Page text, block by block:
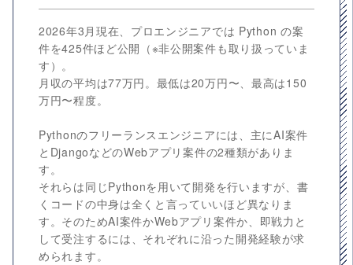
2026年3月現在、プロエンジニアでは Python の案
件を425件ほど公開（※非公開案件も取り扱っていま
す）。
月収の平均は77万円。最低は20万円〜、最高は150
万円〜程度。
Pythonのフリーランスエンジニアには、主にAI案件
とDjangoなどのWebアプリ案件の2種類がありま
す。
それらは同じPythonを用いて開発を行いますが、書
くコードの中身は全くと言っていいほど異なりま
す。そのためAI案件かWebアプリ案件か、即戦力と
して受注するには、それぞれに沿った開発経験が求
められます。